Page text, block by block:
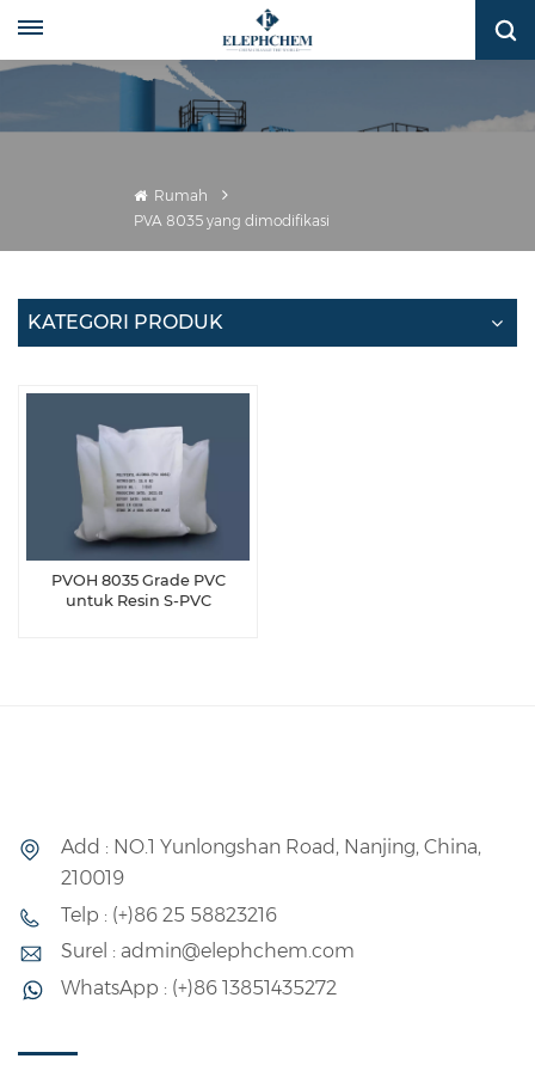
Rumah
PVA 8035 yang dimodifikasi
KATEGORI PRODUK
PVOH 8035 Grade PVC
untuk Resin S-PVC
Add : NO.1 Yunlongshan Road, Nanjing, China,
210019
Telp : (+)86 25 58823216
Surel : admin@elephchem.com
WhatsApp : (+)86 13851435272